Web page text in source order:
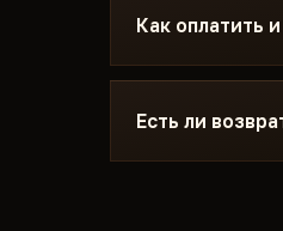
минут:
Как оплатить
Оплата
приходит
Есть ли